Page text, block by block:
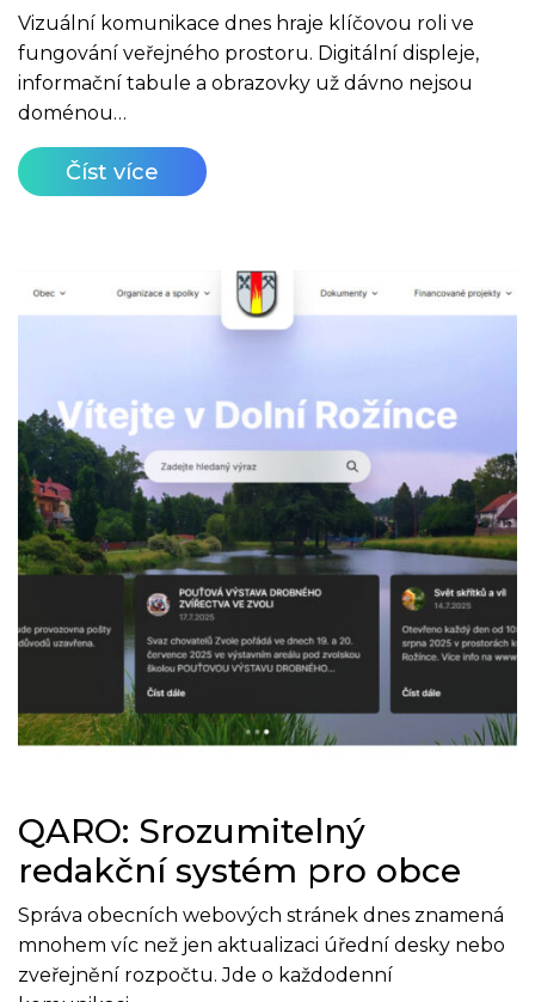
Vizuální komunikace dnes hraje klíčovou roli ve
fungování veřejného prostoru. Digitální displeje,
informační tabule a obrazovky už dávno nejsou
doménou…
Číst více
QARO: Srozumitelný
redakční systém pro obce
Správa obecních webových stránek dnes znamená
mnohem víc než jen aktualizaci úřední desky nebo
zveřejnění rozpočtu. Jde o každodenní